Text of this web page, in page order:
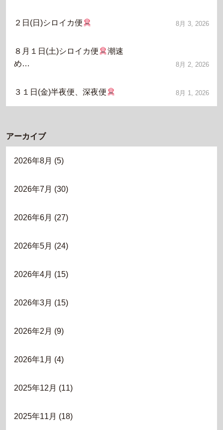
２日(日)シロイカ便 8月 3, 2026
８月１日(土)シロイカ便
潮速
め…
8月 2, 2026
３１日(金)半夜便、深夜便 8月 1, 2026
アーカイブ
2026年8月 (5)
2026年7月 (30)
2026年6月 (27)
2026年5月 (24)
2026年4月 (15)
2026年3月 (15)
2026年2月 (9)
2026年1月 (4)
2025年12月 (11)
2025年11月 (18)